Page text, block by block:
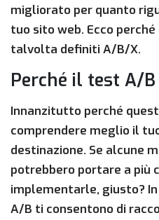
migliorato per quanto
tuo sito web. Ecco
talvolta definiti A/B/X.
Perché il test A/
Innanzitutto perché
comprendere meglio il
destinazione. Se alcune
potrebbero portare a più
implementarle, giusto?
A/B ti consentono di